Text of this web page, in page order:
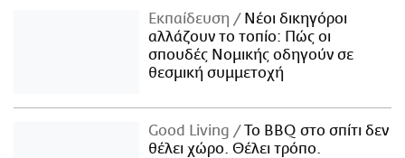
Εκπαίδευση
Νέοι δικηγόροι
αλλάζουν το τοπίο: Πώς οι
σπουδές Νομικής οδηγούν σε
θεσμική συμμετοχή
Good Living
Το BBQ στο σπίτι δεν
θέλει χώρο. Θέλει τρόπο.